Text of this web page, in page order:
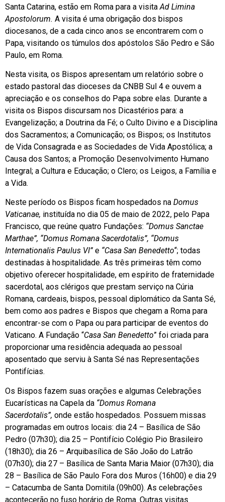
Santa Catarina, estão em Roma para a visita Ad Limina
Apostolorum. A visita é uma obrigação dos bispos
diocesanos, de a cada cinco anos se encontrarem com o
Papa, visitando os túmulos dos apóstolos São Pedro e São
Paulo, em Roma.
Nesta visita, os Bispos apresentam um relatório sobre o
estado pastoral das dioceses da CNBB Sul 4 e ouvem a
apreciação e os conselhos do Papa sobre elas. Durante a
visita os Bispos discursam nos Dicastérios para: a
Evangelização; a Doutrina da Fé; o Culto Divino e a Disciplina
dos Sacramentos; a Comunicação; os Bispos; os Institutos
de Vida Consagrada e as Sociedades de Vida Apostólica; a
Causa dos Santos; a Promoção Desenvolvimento Humano
Integral; a Cultura e Educação; o Clero; os Leigos, a Família e
a Vida.
Neste período os Bispos ficam hospedados na Domus
Vaticanae, instituída no dia 05 de maio de 2022, pelo Papa
Francisco, que reúne quatro Fundações: “Domus Sanctae
Marthae”, “Domus Romana Sacerdotalis”, “Domus
Internationalis Paulus VI”e “Casa San Benedetto“; todas
destinadas à hospitalidade. As três primeiras têm como
objetivo oferecer hospitalidade, em espírito de fraternidade
sacerdotal, aos clérigos que prestam serviço na Cúria
Romana, cardeais, bispos, pessoal diplomático da Santa Sé,
bem como aos padres e Bispos que chegam a Roma para
encontrar-se com o Papa ou para participar de eventos do
Vaticano. A Fundação “Casa San Benedetto” foi criada para
proporcionar uma residência adequada ao pessoal
aposentado que serviu à Santa Sé nas Representações
Pontifícias.
Os Bispos fazem suas orações e algumas Celebrações
Eucarísticas na Capela da “Domus Romana
Sacerdotalis”, onde estão hospedados. Possuem missas
programadas em outros locais: dia 24 – Basílica de São
Pedro (07h30); dia 25 – Pontifício Colégio Pio Brasileiro
(18h30); dia 26 – Arquibasílica de São João do Latrão
(07h30); dia 27 – Basílica de Santa Maria Maior (07h30); dia
28 – Basílica de São Paulo Fora dos Muros (16h00) e dia 29
– Catacumba de Santa Domitila (09h00). As celebrações
acontecerão no fuso horário de Roma. Outras visitas